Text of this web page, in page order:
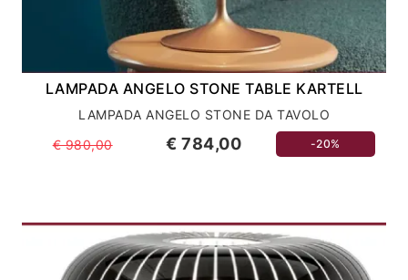
LAMPADA ANGELO STONE TABLE KARTELL
LAMPADA ANGELO STONE DA TAVOLO
€ 980,00
€ 784,00 -20%